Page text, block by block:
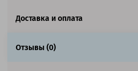
Доставка и оплата
Отзывы (0)